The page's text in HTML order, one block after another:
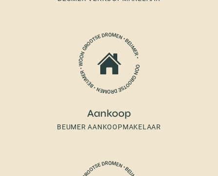
Aankoop
BEUMER AANKOOPMAKELAAR